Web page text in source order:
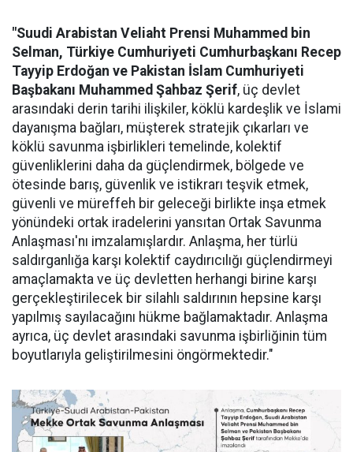
"Suudi Arabistan Veliaht Prensi Muhammed bin
Selman, Türkiye Cumhuriyeti Cumhurbaşkanı Recep
Tayyip Erdoğan ve Pakistan İslam Cumhuriyeti
Başbakanı Muhammed Şahbaz Şerif, üç devlet
arasındaki derin tarihi ilişkiler, köklü kardeşlik ve İslami
dayanışma bağları, müşterek stratejik çıkarları ve
köklü savunma işbirlikleri temelinde, kolektif
güvenliklerini daha da güçlendirmek, bölgede ve
ötesinde barış, güvenlik ve istikrarı teşvik etmek,
güvenli ve müreffeh bir geleceği birlikte inşa etmek
yönündeki ortak iradelerini yansıtan Ortak Savunma
Anlaşması'nı imzalamışlardır. Anlaşma, her türlü
saldırganlığa karşı kolektif caydırıcılığı güçlendirmeyi
amaçlamakta ve üç devletten herhangi birine karşı
gerçekleştirilecek bir silahlı saldırının hepsine karşı
yapılmış sayılacağını hükme bağlamaktadır. Anlaşma
ayrıca, üç devlet arasındaki savunma işbirliğinin tüm
boyutlarıyla geliştirilmesini öngörmektedir."